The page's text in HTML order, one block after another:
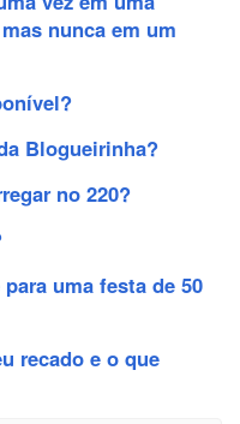
nunca em um
Blogueirinha?
no 220?
uma festa de 50
recado e o que